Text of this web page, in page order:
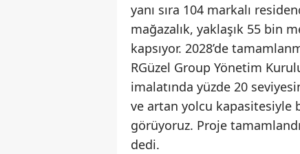
yanı sıra 104 markalı
mağazalık, yaklaşık 55 bin
kapsıyor. 2028’de
RGüzel Group Yönetim
imalatında yüzde 20
ve artan yolcu kapasitesiyle
görüyoruz. Proje
dedi.